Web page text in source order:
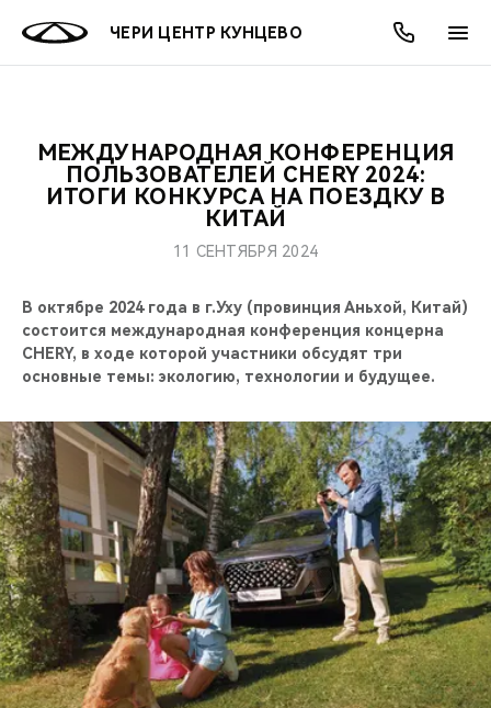
ЧЕРИ ЦЕНТР КУНЦЕВО
МОДЕЛИ
СЕДАНЫ
НОВИНКИ
ПОКУПАТЕЛЯМ
ВЛАДЕЛЬЦАМ
ПОДДЕРЖКА
CHERY CONNECT
МИР CHERY
CHERY В СОЦСЕТЯХ
ЛЮДИ CHERY
БЛАГОТВОРИТЕЛЬНОСТЬ
CHERY REMOTE
CHERY И СПОРТ
НАШИ МЕРОПРИЯТИЯ
ВИДЕООБЗОРЫ
АКЦИИ
ОНЛАЙН СЕРВИСЫ
О КОМПАНИИ
МЕЖДУНАРОДНАЯ КОНФЕРЕНЦИЯ
ПОЛЬЗОВАТЕЛЕЙ CHERY 2024:
ИТОГИ КОНКУРСА НА ПОЕЗДКУ В
КИТАЙ
11 СЕНТЯБРЯ 2024
В октябре 2024 года в г.Уху (провинция Аньхой, Китай)
состоится международная конференция концерна
CHERY, в ходе которой участники обсудят три
основные темы: экологию, технологии и будущее.